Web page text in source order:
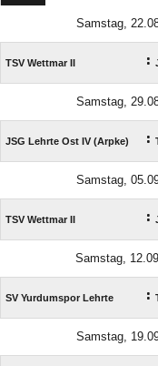
Samstag,
TSV Wettmar II :
Samstag,
JSG Lehrte Ost IV (Arpke) :
Samstag,
TSV Wettmar II :
Samstag,
SV Yurdumspor Lehrte :
Samstag,